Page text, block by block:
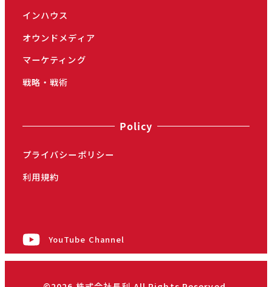
インハウス
オウンドメディア
マーケティング
戦略・戦術
Policy
プライバシーポリシー
利用規約
YouTube Channel